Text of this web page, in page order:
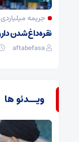
جریمه
نقره‌داغ شدن
aftabefasa
ویــدئو ها